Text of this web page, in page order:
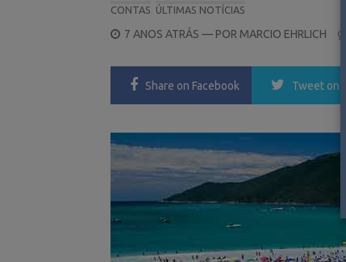
CONTAS ÚLTIMAS NOTÍCIAS
POSTED
7 ANOS ATRÁS — POR MARCIO EHRLICH
Share on Facebook Tweet on